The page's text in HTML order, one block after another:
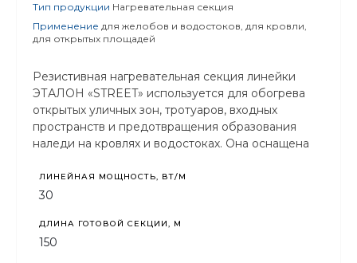
Тип продукции Нагревательная секция
Применение для желобов и водостоков, для кровли,
для открытых площадей
Резистивная нагревательная секция линейки
ЭТАЛОН «STREET» используется для обогрева
открытых уличных зон, тротуаров, входных
пространств и предотвращения образования
наледи на кровлях и водостоках. Она оснащена
ЛИНЕЙНАЯ МОЩНОСТЬ, ВТ/М
30
ДЛИНА ГОТОВОЙ СЕКЦИИ, М
150